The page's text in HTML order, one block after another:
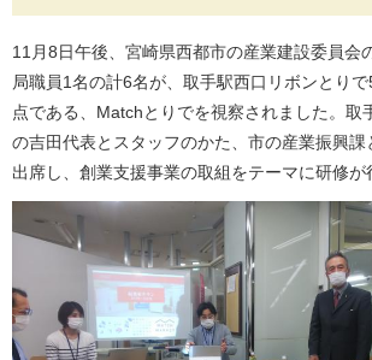
11月8日午後、宮崎県西都市の産業建設委員会
局職員1名の計6名が、取手駅西口リボンとり
点である、Matchとりでを視察されました。取
の吉田代表とスタッフのかた、市の産業振興
出席し、創業支援事業の取組をテーマに研修が